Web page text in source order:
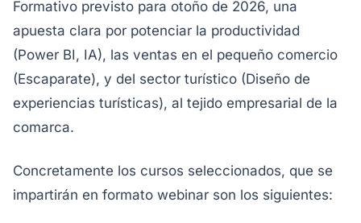
Formativo previsto para otoño de 2026, una
apuesta clara por potenciar la productividad
(Power BI, IA), las ventas en el pequeño comercio
(Escaparate), y del sector turístico (Diseño de
experiencias turísticas), al tejido empresarial de la
comarca.
Concretamente los cursos seleccionados, que se
impartirán en formato webinar son los siguientes: